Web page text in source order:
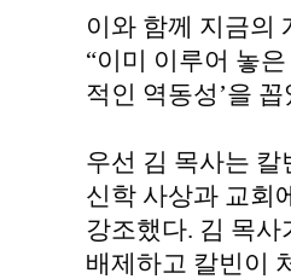
이와 함께 지금의
“이미 이루어 놓
적인 역동성’을 꼽
우선 김 목사는
신학 사상과 교회
강조했다. 김 목
배제하고 칼빈이